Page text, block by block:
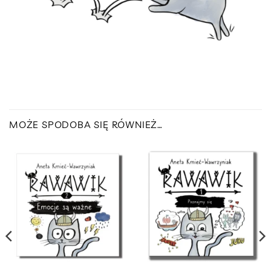
MOŻE SPODOBA SIĘ RÓWNIEŻ…